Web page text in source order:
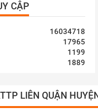
CẬP
16034718
17965
1199
1889
LIÊN QUẬN HUYỆN